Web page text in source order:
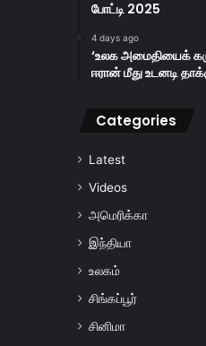
போட்டி 2025
4 days ago
‘உலக அமைதியைக்
ஈரான் மீது உடனடி
Categories
Latest
Videos
அமெரிக்கா
இந்தியா
உலகம்
சிங்கப்பூர்
சினிமா